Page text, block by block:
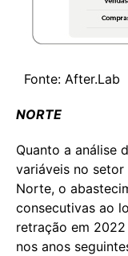
Fonte: After.Lab
NORTE
Quanto a análise
variáveis no setor
Norte, o
consecutivas ao
retração em
nos anos